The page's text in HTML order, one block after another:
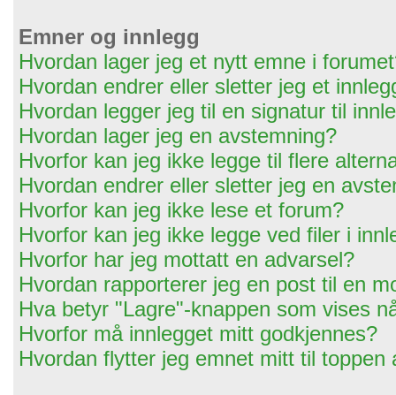
Emner og innlegg
Hvordan lager jeg et nytt emne i
Hvordan endrer eller sletter jeg et
Hvordan legger jeg til en signatur til
Hvordan lager jeg en avstemning?
Hvorfor kan jeg ikke legge til flere
Hvordan endrer eller sletter jeg en
Hvorfor kan jeg ikke lese et forum?
Hvorfor kan jeg ikke legge ved filer i
Hvorfor har jeg mottatt en advarsel?
Hvordan rapporterer jeg en post til en
Hva betyr "Lagre"-knappen som vises
Hvorfor må innlegget mitt godkjennes?
Hvordan flytter jeg emnet mitt til toppen